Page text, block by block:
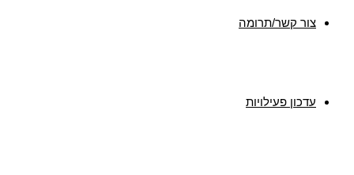
צור קשר/תרומה
עדכון פעילויות